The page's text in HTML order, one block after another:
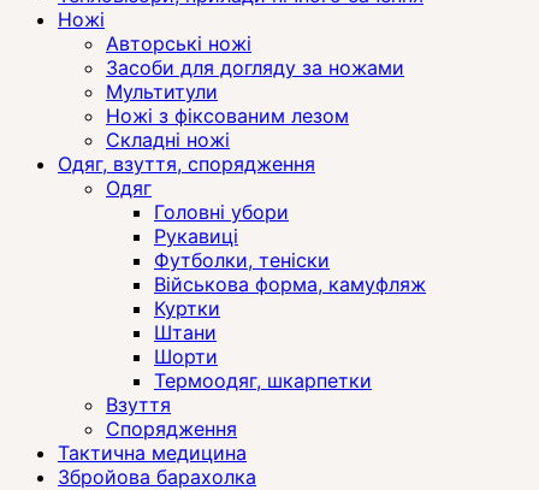
Ножі
Авторські ножі
Засоби для догляду за ножами
Мультитули
Ножі з фіксованим лезом
Складні ножі
Одяг, взуття, спорядження
Одяг
Головні убори
Рукавиці
Футболки, теніски
Військова форма, камуфляж
Куртки
Штани
Шорти
Термоодяг, шкарпетки
Взуття
Спорядження
Тактична медицина
Збройова барахолка